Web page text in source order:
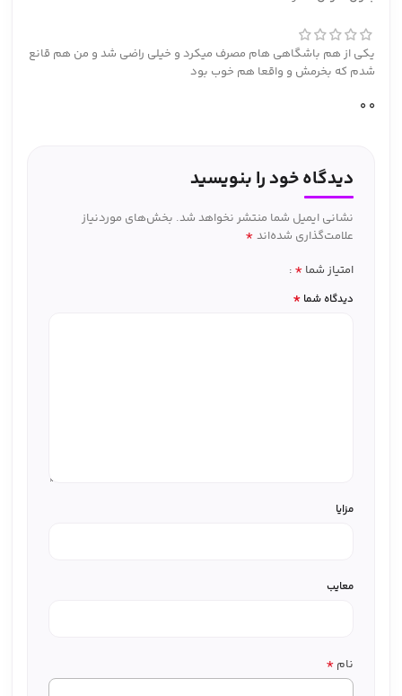
یکی از هم باشگاهی هام مصرف میکرد و خیلی راضی شد و من هم قانع
شدم که بخرمش و واقعا هم خوب بود
0
0
دیدگاه خود را بنویسید
نشانی ایمیل شما منتشر نخواهد شد. بخش‌های موردنیاز
علامت‌گذاری شده‌اند *
امتیاز شما *
دیدگاه شما *
مزایا
معایب
نام *